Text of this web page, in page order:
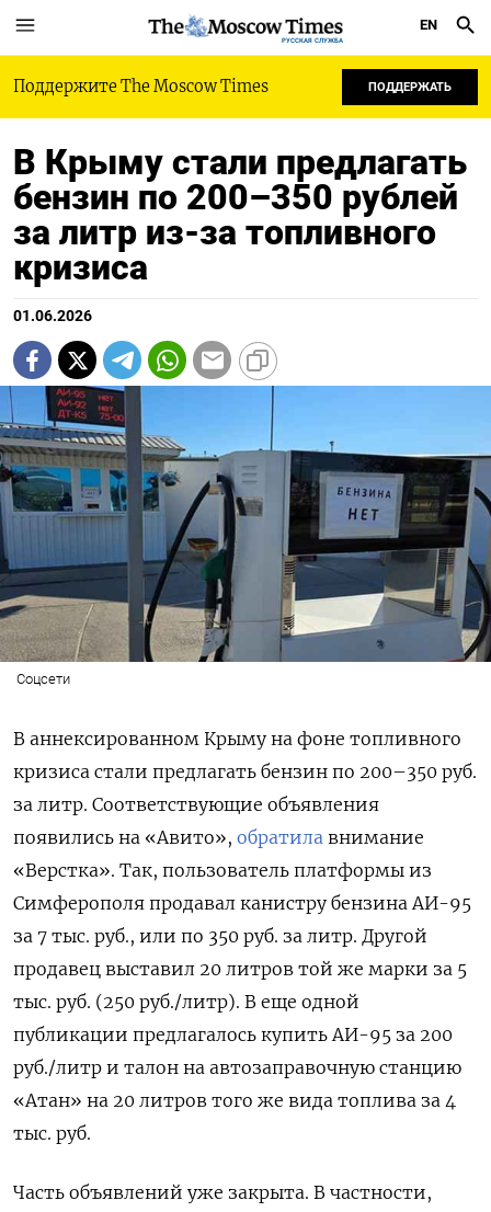
РУССКАЯ СЛУЖБА
EN
Поддержите The Moscow Times ПОДДЕРЖАТЬ
В Крыму стали предлагать
бензин по 200–350 рублей
за литр из-за топливного
кризиса
01.06.2026
Соцсети
В аннексированном Крыму на фоне топливного
кризиса стали предлагать бензин по 200–350 руб.
за литр. Соответствующие объявления
появились на «Авито», обратила внимание
«Верстка». Так, пользователь платформы из
Симферополя продавал канистру бензина АИ-95
за 7 тыс. руб., или по 350 руб. за литр. Другой
продавец выставил 20 литров той же марки за 5
тыс. руб. (250 руб./литр). В еще одной
публикации предлагалось купить АИ-95 за 200
руб./литр и талон на автозаправочную станцию
«Атан» на 20 литров того же вида топлива за 4
тыс. руб.
Часть объявлений уже закрыта. В частности,